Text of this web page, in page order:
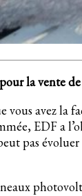
la vente de
vous avez la
EDF a
pas évoluer